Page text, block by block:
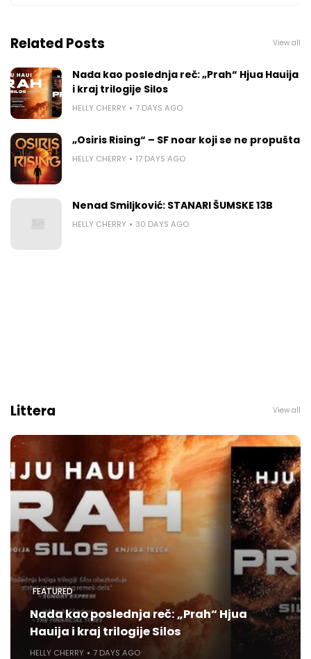
Related Posts View all
Nada kao poslednja reč: „Prah“ Hjua Hauija
i kraj trilogije Silos
HELLY CHERRY 7 DAYS AGO
„Osiris Rising“ – SF noar koji se ne propušta
HELLY CHERRY 17 DAYS AGO
Nenad Smiljković: STANARI ŠUMSKE 13B
HELLY CHERRY 30 DAYS AGO
Littera View all
FEATURED
Nada kao poslednja reč: „Prah“ Hjua
Hauija i kraj trilogije Silos
HELLY CHERRY 7 DAYS AGO